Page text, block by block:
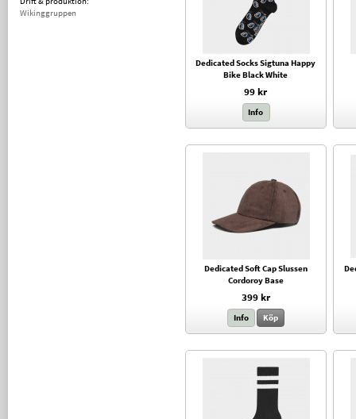
Wikinggruppen
Dedicated Socks Sigtuna Happy
Bike Black White
99 kr
Info
Dedicated Soft Cap Slussen
Cordoroy Base
399 kr
Info Köp